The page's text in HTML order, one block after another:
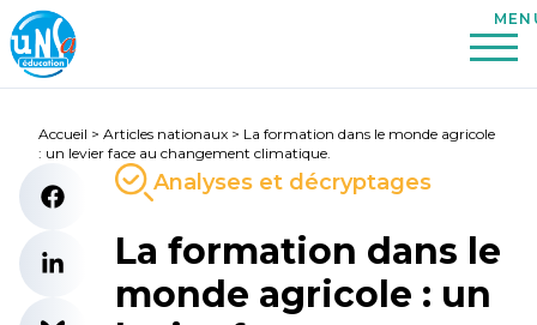
Accueil > Articles nationaux > La formation dans le monde agricole
: un levier face au changement climatique.
Analyses et décryptages
La formation dans le
monde agricole : un